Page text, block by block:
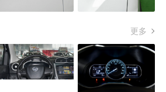
更多